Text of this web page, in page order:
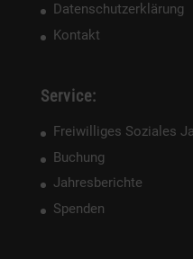
Datenschutzerklärung
Kontakt
Service:
Freiwilliges Soziales
Buchung
Jahresberichte
Spenden